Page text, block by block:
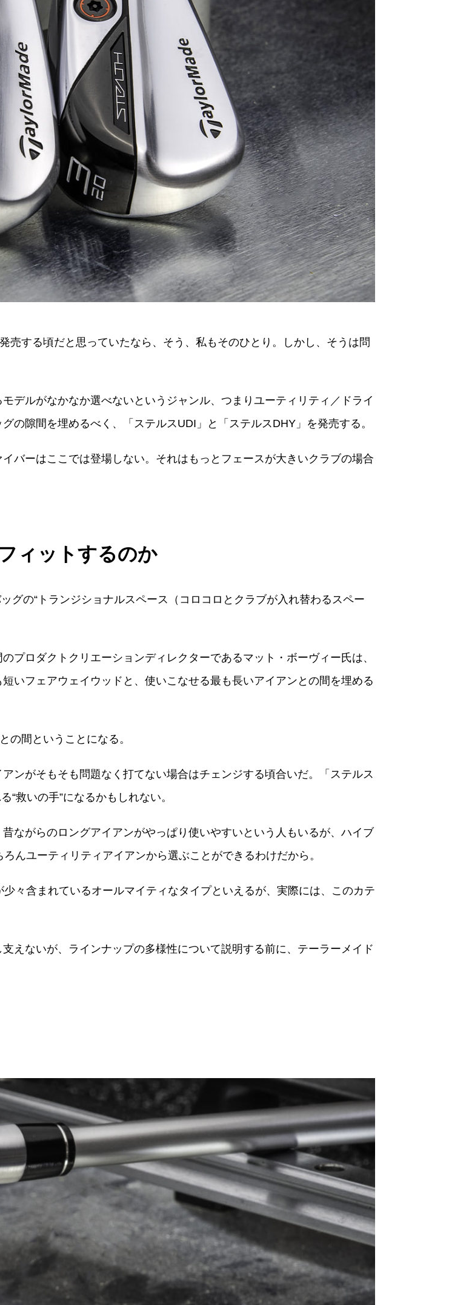
売する頃だと思っていたなら、そう、私もそのひとり。しかし、そうは問
デルがなかなか選べないというジャンル、つまりユーティリティ／ドライ
の隙間を埋めるべく、「ステルスUDI」と「ステルスDHY」を発売する。
バーはここでは登場しない。それはもっとフェースが大きいクラブの場合
ィットするのか
グの“トランジショナルスペース（コロコロとクラブが入れ替わるスペー
プロダクトクリエーションディレクターであるマット・ボーヴィー氏は、
いフェアウェイウッドと、使いこなせる最も長いアイアンとの間を埋める
の間ということになる。
ンがそもそも問題なく打てない場合はチェンジする頃合いだ。「ステルス
救いの手”になるかもしれない。
ながらのロングアイアンがやっぱり使いやすいという人もいるが、ハイブ
んユーティリティアイアンから選ぶことができるわけだから。
々含まれているオールマイティなタイプといえるが、実際には、このカテ
えないが、ラインナップの多様性について説明する前に、テーラーメイド